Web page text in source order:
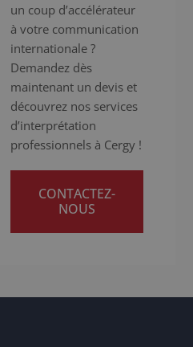
un coup d’accélérateur
à votre communication
internationale ?
Demandez dès
maintenant un devis et
découvrez nos services
d’interprétation
professionnels à Cergy !
CONTACTEZ-
NOUS